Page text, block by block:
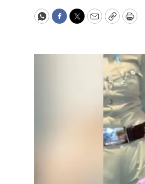
WhatsApp
Facebook
Twitter
EmailCopy